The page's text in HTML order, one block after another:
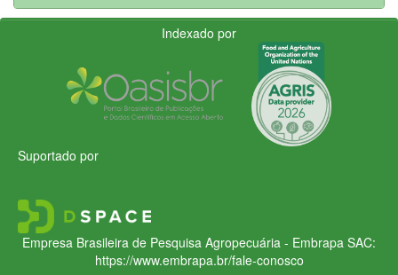
Indexado por
Suportado por
Empresa Brasileira de Pesquisa Agropecuária - Embrapa SAC:
https://www.embrapa.br/fale-conosco